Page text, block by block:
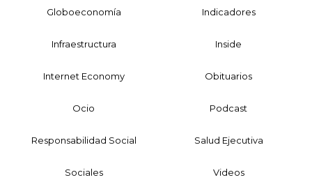
Globoeconomía Indicadores
Infraestructura Inside
Internet Economy Obituarios
Ocio Podcast
Responsabilidad Social Salud Ejecutiva
Sociales Videos